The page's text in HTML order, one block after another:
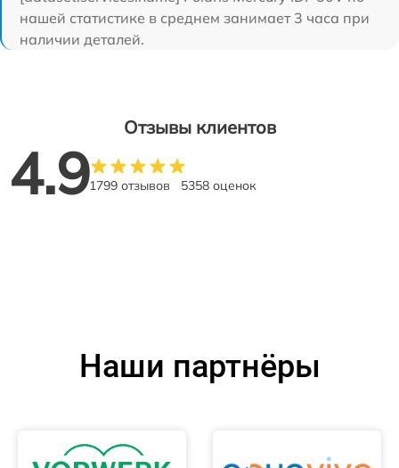
нашей статистике в среднем занимает 3 часа при
наличии деталей.
Отзывы клиентов
4.91799 отзывов 5358 оценок
Наши партнёры